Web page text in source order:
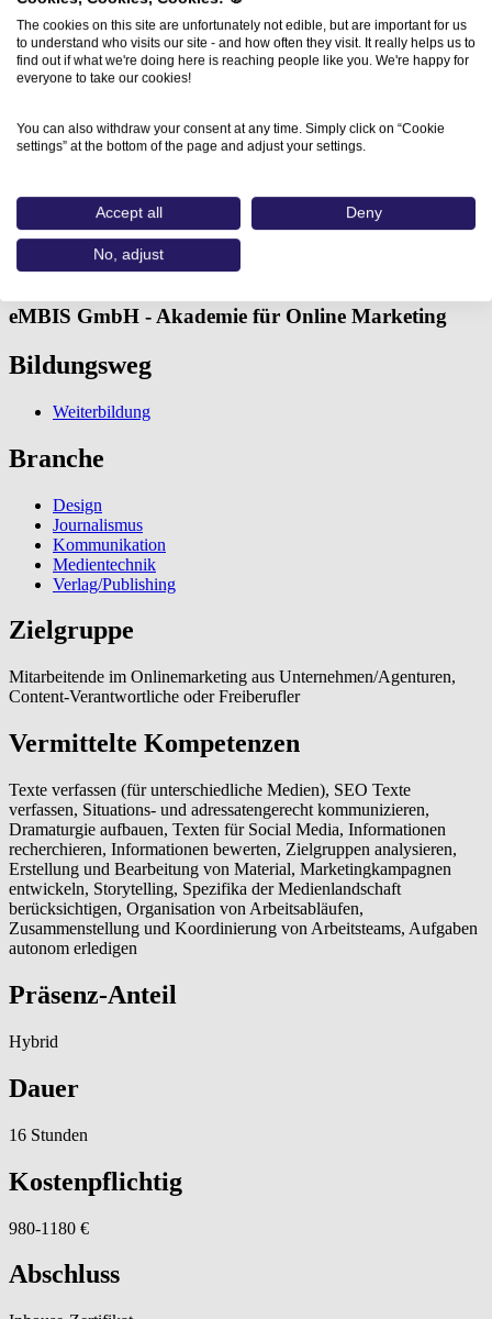
Content Marketing Seminar (eMBIS…
Content Marketing Seminar
eMBIS GmbH - Akademie für Online Marketing
Bildungsweg
Weiterbildung
Branche
Design
Journalismus
Kommunikation
Medientechnik
Verlag/Publishing
Zielgruppe
Mitarbeitende im Onlinemarketing aus Unternehmen/Agenturen,
Content-Verantwortliche oder Freiberufler
Vermittelte Kompetenzen
Texte verfassen (für unterschiedliche Medien), SEO Texte
verfassen, Situations- und adressatengerecht kommunizieren,
Dramaturgie aufbauen, Texten für Social Media, Informationen
recherchieren, Informationen bewerten, Zielgruppen analysieren,
Erstellung und Bearbeitung von Material, Marketingkampagnen
entwickeln, Storytelling, Spezifika der Medienlandschaft
berücksichtigen, Organisation von Arbeitsabläufen,
Zusammenstellung und Koordinierung von Arbeitsteams, Aufgaben
autonom erledigen
Präsenz-Anteil
Hybrid
Dauer
16 Stunden
Kostenpflichtig
980-1180 €
Abschluss
The cookies on this site are unfortunately not edible, but are important for us
to understand who visits our site - and how often they visit. It really helps us to
find out if what we're doing here is reaching people like you. We're happy for
everyone to take our cookies!
You can also withdraw your consent at any time. Simply click on “Cookie
settings” at the bottom of the page and adjust your settings.
Accept all Deny
No, adjust